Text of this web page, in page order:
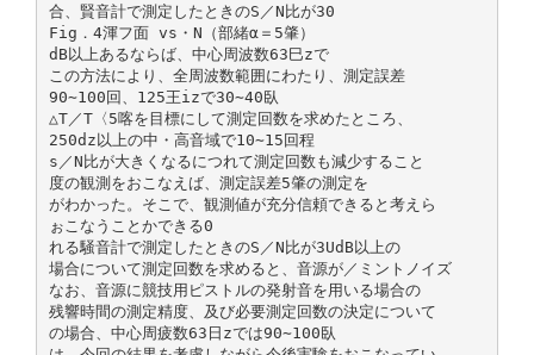
合、賢音計で測定したときのS／N比が30
Fig．4渾フ面 vs・N（部緒α＝5肇）
dB以上あるならば、中心周波数63巳zで
この方法により、全周波数範囲にわたり、測定誤差
90∼100回、125王izで30∼40臥
△T／T〈5喀を目標にして測定回数を求めたところ、
250dz以上の中・高音域で10∼15回程
s／N比が大きくなるにつれて測定回数も減少すること
度の観測をおこなえば、測定誤差5肇の測定を
がわかった。そこで、観測値が充分信頼できると考えら
ぉこなうことかできる0
れる騒音計で測定したときのS／N比が3UdB以上の
場合について測定回数を求めると、音源が／ミントノイズ
なお、音源に競技用ピストルの発射音を用いる場合の
残響時間の測定精度、及び必要測定回数の決定について
の場合、中心周疲数63日zでは90∼100臥